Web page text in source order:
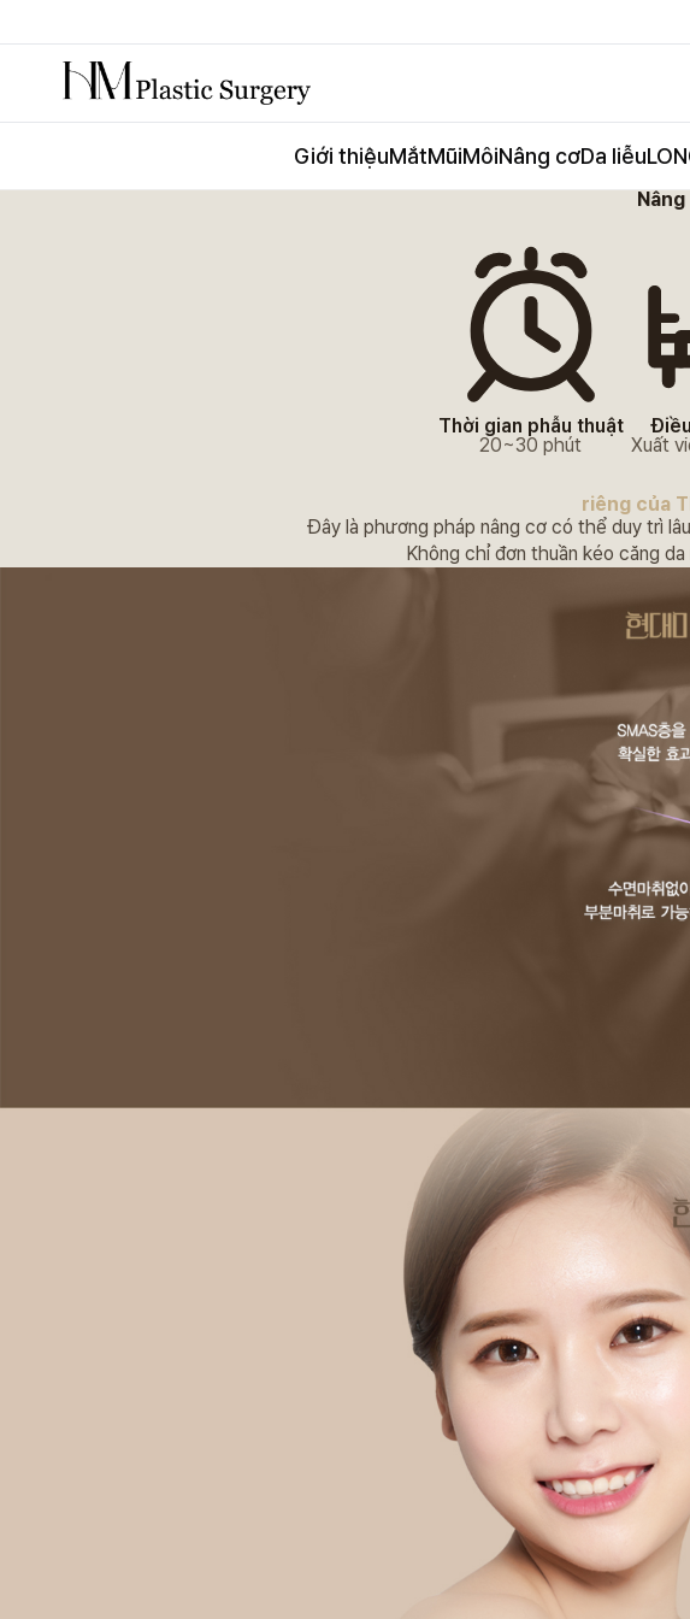
Giới thiệuMắtMũiMôiNâng cơDa liễu
Thời gian phẫu thuật
20~30 phút
Xuất
riêng của
Đây là phương pháp nâng cơ có thể duy trì
Không chỉ đơn thuần kéo căng
Ưu điểm nâng cơ má chảy xệ riêng của Thẩm mỹ Hyundai
Vì tác động kéo căng lớp SMAS nên có thể thấy hiệu quả rõ rệt
Đường rạch 3cm ở nếp gấp sau tai nên không lộ sẹo
Có thể thực hiện bằng gây tê tại chỗ, không cần gây mê ngủ
Có thể sinh hoạt thường ngày ngay trong ngày sau phẫu thuật
Có thể cải thiện nếp nhăn và độ đàn hồi của da cùng lúc